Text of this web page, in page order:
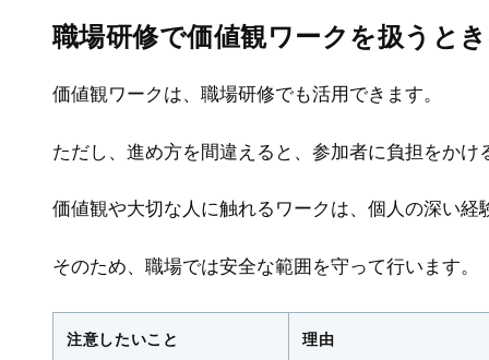
職場研修で価値観ワークを扱うと
価値観ワークは、職場研修でも活用できます。
ただし、進め方を間違えると、参加者に負担をかけ
価値観や大切な人に触れるワークは、個人の深い経
そのため、職場では安全な範囲を守って行います。
注意したいこと 理由